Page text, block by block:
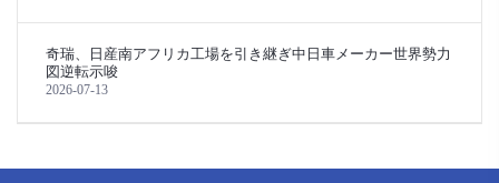
奇瑞、日産南アフリカ工場を引き継ぎ中日車メーカー世界勢力
図逆転示唆
2026-07-13